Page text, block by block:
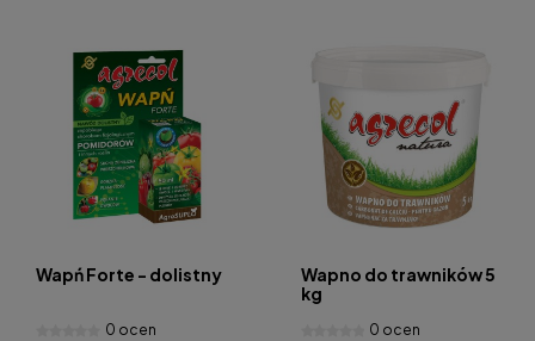
Wapń Forte - dolistny
0 ocen
Wapno do trawników 5
kg
0 ocen